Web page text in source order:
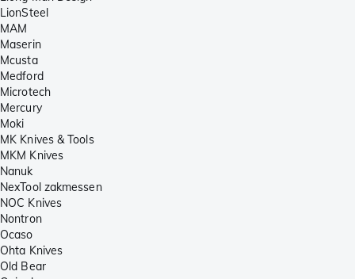
LionSteel
MAM
Maserin
Mcusta
Medford
Microtech
Mercury
Moki
MK Knives & Tools
MKM Knives
Nanuk
NexTool zakmessen
NOC Knives
Nontron
Ocaso
Ohta Knives
Old Bear